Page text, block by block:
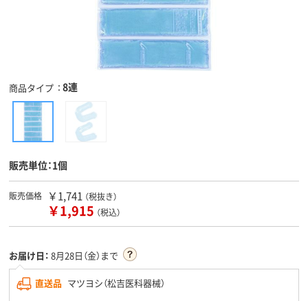
商品タイプ 8連
販売単位：1個
販売価格 ￥1,741 （税抜き）
￥1,915 （税込）
お届け日： 8月28日（金）まで
直送品 マツヨシ（松吉医科器械）